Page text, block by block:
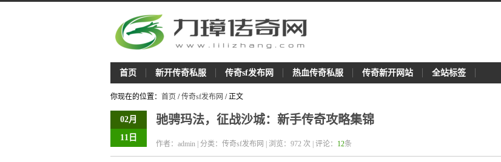
首页 新开传奇私服 传奇sf发布网 热血传奇私服 传奇新开网站 全站标签
你现在的位置： 首页 /传奇sf发布网 / 正文
02月
11日
驰骋玛法，征战沙城：新手传奇攻略集锦
作者：admin | 分类：传奇sf发布网 | 浏览： 972 次 | 评论： 12条